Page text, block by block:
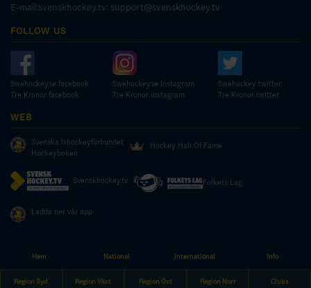
Hem National International Info
Region Syd Region Väst Region Öst Region Norr Clubs
E-mail:svenskhockey.tv: support@svenskhockey.tv
FOLLOW US
Swehockeyse facebook
Tre Kronor facebook
Swehockeyse Instagram
Tre Kronor instagram
Swehockey twitter
Tre Kronor twitter
WEB
Svenska Ishockeyförbundet
Hockeyboken
Hockey Hall Of Fame
Svenskhockey.tv Folkets Lag
Ladda ner vår app